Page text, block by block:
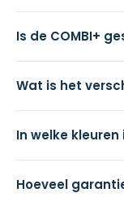
Is de COMBI+
Wat is het
In welke
Hoeveel